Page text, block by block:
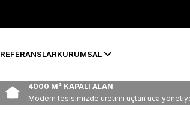
REFERANSLARKURUMSAL
4000 M² KAPALI ALAN
Modern tesisimizde üretimi uçtan uca